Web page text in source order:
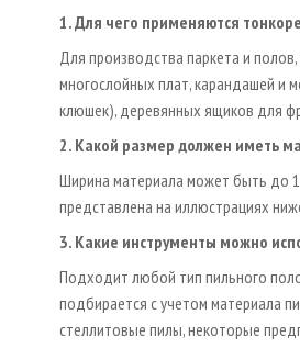
1. Для чего применяются
Для производства паркета и
многослойных плат, карандашей и
клюшек), деревянных ящиков для
2. Какой размер должен иметь
Ширина материала может быть до
представлена на иллюстрациях
3. Какие инструменты можно
Подходит любой тип пильного
подбирается с учетом материала
стеллитовые пилы, некоторые